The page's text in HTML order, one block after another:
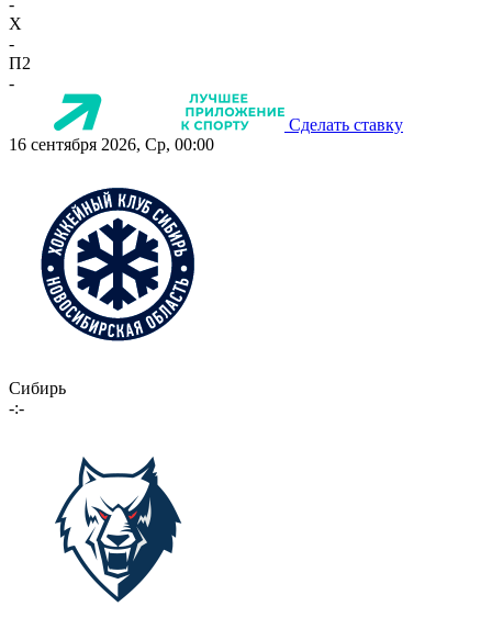
-
X
-
П2
-
Сделать ставку
16 сентября 2026, Ср, 00:00
Сибирь
-:-